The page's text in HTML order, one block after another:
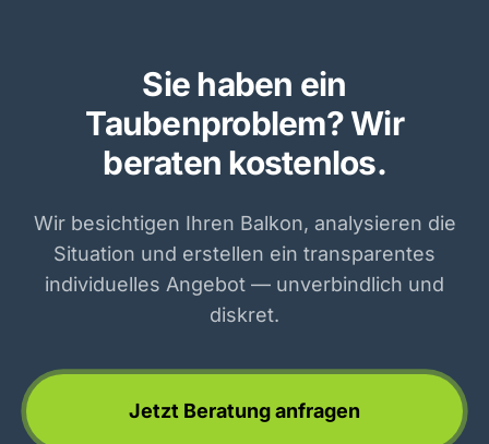
Sie haben ein
Taubenproblem? Wir
beraten kostenlos.
Wir besichtigen Ihren Balkon, analysieren die
Situation und erstellen ein transparentes
individuelles Angebot — unverbindlich und
diskret.
Jetzt Beratung anfragen